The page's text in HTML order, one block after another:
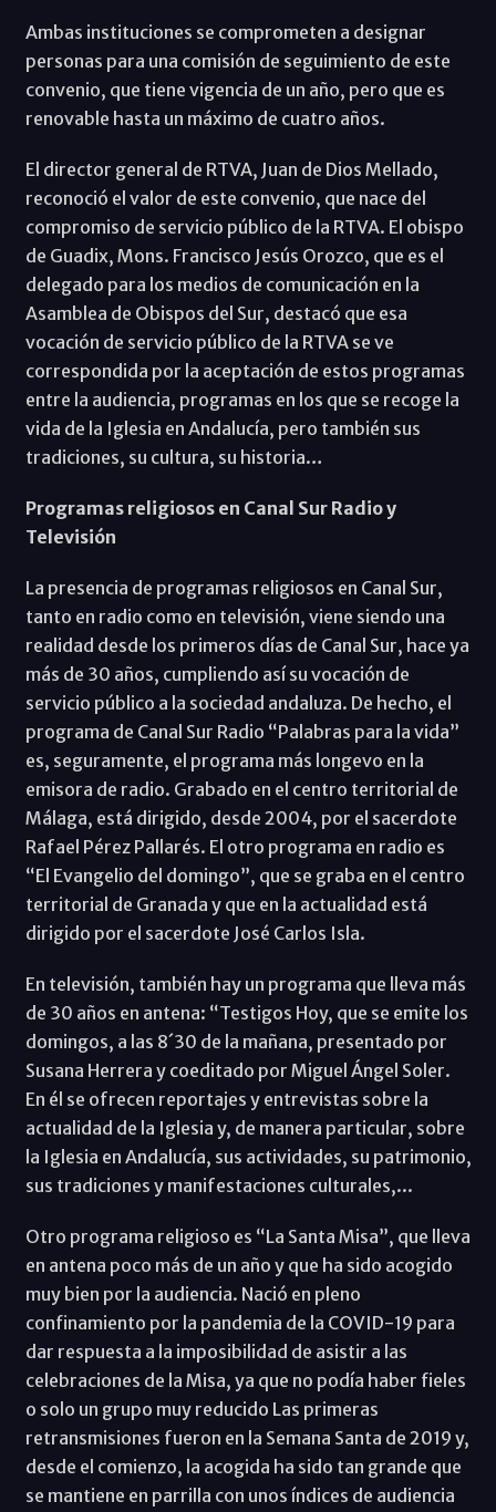
Ambas instituciones se comprometen a designar
personas para una comisión de seguimiento de este
convenio, que tiene vigencia de un año, pero que es
renovable hasta un máximo de cuatro años.
El director general de RTVA, Juan de Dios Mellado,
reconoció el valor de este convenio, que nace del
compromiso de servicio público de la RTVA. El obispo
de Guadix, Mons. Francisco Jesús Orozco, que es el
delegado para los medios de comunicación en la
Asamblea de Obispos del Sur, destacó que esa
vocación de servicio público de la RTVA se ve
correspondida por la aceptación de estos programas
entre la audiencia, programas en los que se recoge la
vida de la Iglesia en Andalucía, pero también sus
tradiciones, su cultura, su historia…
Programas religiosos en Canal Sur Radio y
Televisión
La presencia de programas religiosos en Canal Sur,
tanto en radio como en televisión, viene siendo una
realidad desde los primeros días de Canal Sur, hace ya
más de 30 años, cumpliendo así su vocación de
servicio público a la sociedad andaluza. De hecho, el
programa de Canal Sur Radio “Palabras para la vida”
es, seguramente, el programa más longevo en la
emisora de radio. Grabado en el centro territorial de
Málaga, está dirigido, desde 2004, por el sacerdote
Rafael Pérez Pallarés. El otro programa en radio es
“El Evangelio del domingo”, que se graba en el centro
territorial de Granada y que en la actualidad está
dirigido por el sacerdote José Carlos Isla.
En televisión, también hay un programa que lleva más
de 30 años en antena: “Testigos Hoy, que se emite los
domingos, a las 8´30 de la mañana, presentado por
Susana Herrera y coeditado por Miguel Ángel Soler.
En él se ofrecen reportajes y entrevistas sobre la
actualidad de la Iglesia y, de manera particular, sobre
la Iglesia en Andalucía, sus actividades, su patrimonio,
sus tradiciones y manifestaciones culturales,...
Otro programa religioso es “La Santa Misa”, que lleva
en antena poco más de un año y que ha sido acogido
muy bien por la audiencia. Nació en pleno
confinamiento por la pandemia de la COVID-19 para
dar respuesta a la imposibilidad de asistir a las
celebraciones de la Misa, ya que no podía haber fieles
o solo un grupo muy reducido Las primeras
retransmisiones fueron en la Semana Santa de 2019 y,
desde el comienzo, la acogida ha sido tan grande que
se mantiene en parrilla con unos índices de audiencia